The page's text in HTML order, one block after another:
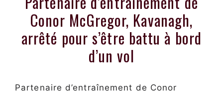
Conor McGregor, Kavanagh,
arrêté pour s’être battu à bord
d’un vol
Partenaire d’entraînement de Conor